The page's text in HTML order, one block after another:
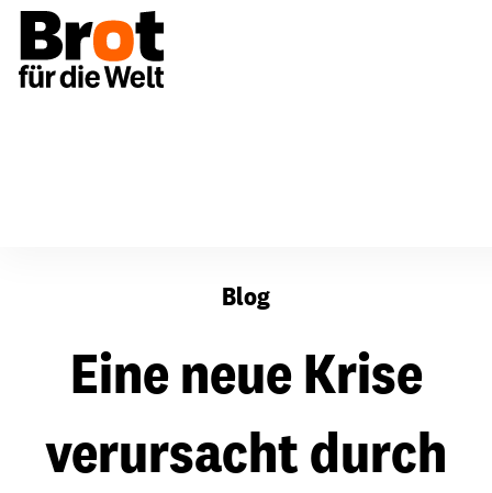
Blog
Eine neue Krise
verursacht durch